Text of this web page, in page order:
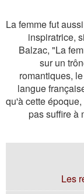
La femme fut
inspiratrice,
Balzac, "La
sur un
romantiques,
langue
qu'à cette
pas suffire à
Les